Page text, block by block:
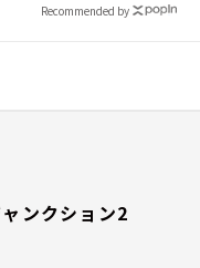
Recommended by
ンクション2